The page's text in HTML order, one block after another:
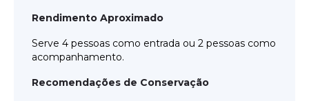
Rendimento Aproximado
Serve 4 pessoas como entrada ou 2 pessoas como
acompanhamento.
Recomendações de Conservação